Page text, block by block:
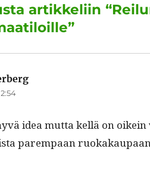
o
artikkeliin
idea mut­ta kel­lä on
parem­paan